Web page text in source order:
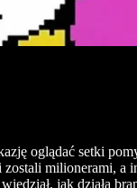
oglądać setki
milionerami, a
jak działa